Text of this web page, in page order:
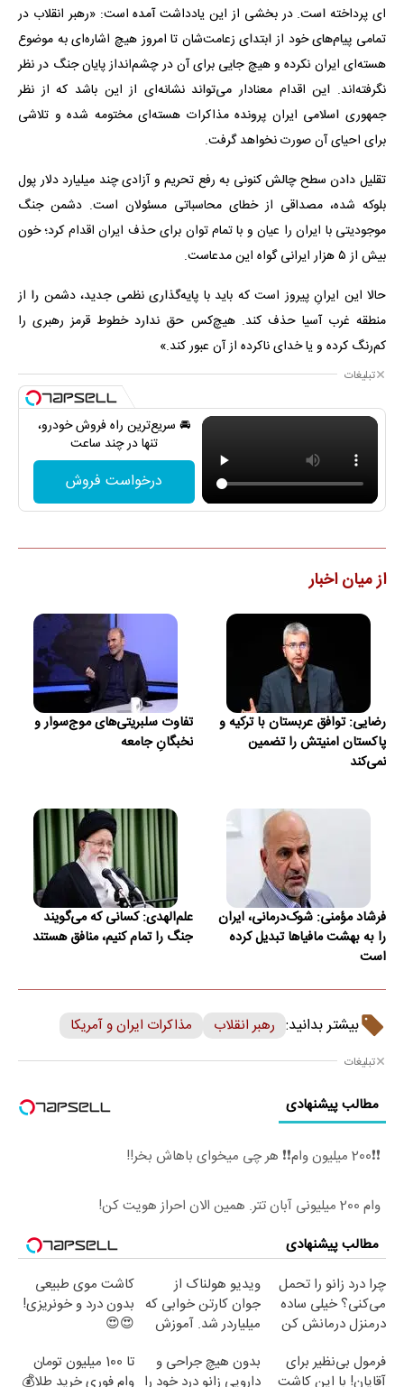
ای پرداخته است. در بخشی از این یادداشت آمده است: «رهبر انقلاب در
تمامی پیام‌های خود از ابتدای زعامت‌شان تا امروز هیچ اشاره‌ای به موضوع
هسته‌ای ایران نکرده و هیچ جایی برای آن در چشم‌انداز پایان جنگ در نظر
نگرفته‌اند. این اقدام معنادار می‌تواند نشانه‌ای از این باشد که از نظر
جمهوری اسلامی ایران پرونده مذاکرات هسته‌ای مختومه شده و تلاشی
برای احیای آن صورت نخواهد گرفت.
تقلیل دادن سطح چالش کنونی به رفع تحریم و آزادی چند میلیارد دلار پول
بلوکه شده، مصداقی از خطای محاسباتی مسئولان است. دشمن جنگ
موجودیتی با ایران را عیان و با تمام توان برای حذف ایران اقدام کرد؛ خون
بیش از ۵ هزار ایرانی گواه این مدعاست.
حالا این ایرانِ پیروز است که باید با پایه‌گذاری نظمی جدید، دشمن را از
منطقه غرب آسیا حذف کند. هیچ‌کس حق ندارد خطوط قرمز رهبری را
کم‌رنگ کرده و یا خدای ناکرده از آن عبور کند.»
تبلیغات
🚘 سریع‌ترین راه فروش خودرو،
تنها در چند ساعت
درخواست فروش
از میان اخبار
رضایی: توافق عربستان با ترکیه و
پاکستان امنیتش را تضمین
نمی‌کند
تفاوت سلبریتی‌های موج‌سوار و
نخبگانِ جامعه
فرشاد مؤمنی: شوک‌درمانی، ایران
را به بهشت مافیاها تبدیل کرده
است
علم‌الهدی: کسانی که می‌گویند
جنگ را تمام کنیم، منافق هستند
بیشتر بدانید: رهبر انقلاب مذاکرات ایران و آمریکا
تبلیغات
مطالب پیشنهادی
❗❗200 میلیون وام❗❗ هر چی میخوای باهاش بخر!!
وام 200 میلیونی آبان تتر. همین الان احراز هویت کن!
مطالب پیشنهادی
چرا درد زانو را تحمل
می‌کنی؟ خیلی ساده
درمنزل درمانش کن
ویدیو هولناک از
جوان کارتن خوابی که
میلیاردر شد. آموزش
کاشت موی طبیعی
بدون درد و خونریزی!
😍😍
فرمول بی‌نظیر برای
آقایان! با این کاشت
بدون هیچ جراحی و
دارویی زانو درد خود را
تا 100 میلیون تومان
وام فوری خرید طلا💰